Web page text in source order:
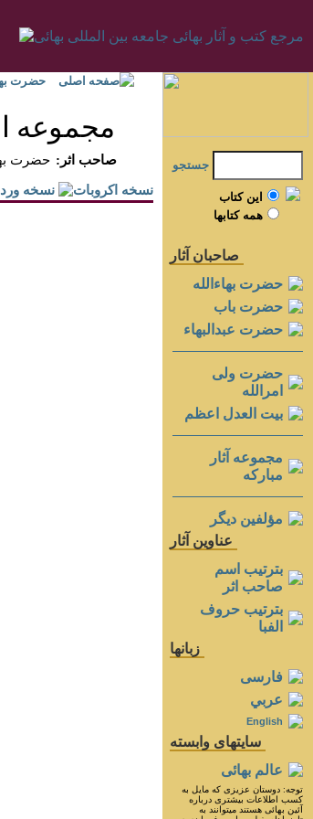
صفحه اصلی حضرت
مجموعه
حضرت
:صاحب اثر
جستجو
اين کتاب
همه کتابها
صاحبان آثار
حضرت بهاءالله
حضرت باب
حضرت عبدالبهاء
حضرت ولی
امرالله
بيت العدل اعظم
مجموعه آثار
مباركه
مؤلفين ديگر
عناوين آثار
بترتيب اسم
صاحب اثر
بترتيب حروف
الفبا
زبانها
فارسی
عربي
English
سايتهای وابسته
عالم بهائی
توجه: دوستان عزيزى كه مايل به
كسب اطلاعات بيشترى درباره
آئين بهائى هستند ميتوانند به